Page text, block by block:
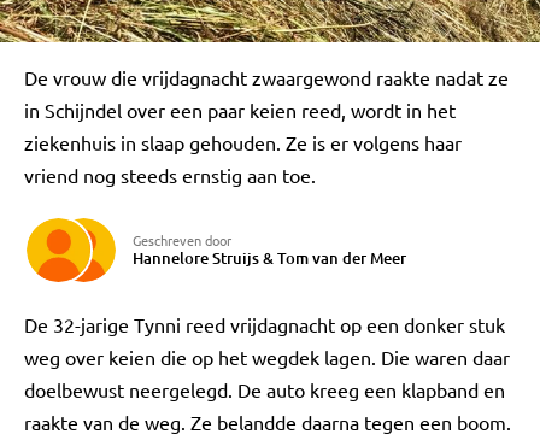
De vrouw die vrijdagnacht zwaargewond raakte nadat ze
in Schijndel over een paar keien reed, wordt in het
ziekenhuis in slaap gehouden. Ze is er volgens haar
vriend nog steeds ernstig aan toe.
Geschreven door
Hannelore Struijs&Tom van der Meer
De 32-jarige Tynni reed vrijdagnacht op een donker stuk
weg over keien die op het wegdek lagen. Die waren daar
doelbewust neergelegd. De auto kreeg een klapband en
raakte van de weg. Ze belandde daarna tegen een boom.